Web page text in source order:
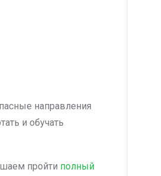
направления
и обучать
пройти полный